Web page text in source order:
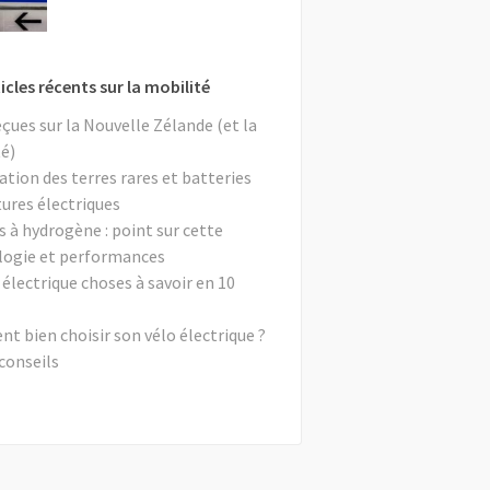
récents sur la mobilité
sur la Nouvelle Zélande (et la
des terres rares et batteries
électriques
à hydrogène : point sur cette
et performances
choses à savoir en 10
bien choisir son vélo électrique ?